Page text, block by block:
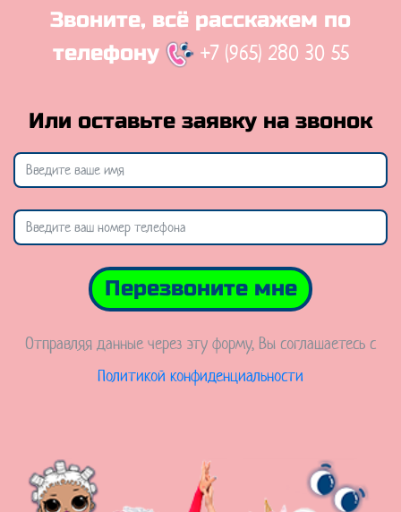
Звоните, всё расскажем по
телефону
+7 (965) 280 30 55
Или оставьте заявку на звонок
Перезвоните мне
Отправляя данные через эту форму, Вы соглашаетесь с
Политикой конфиденциальности